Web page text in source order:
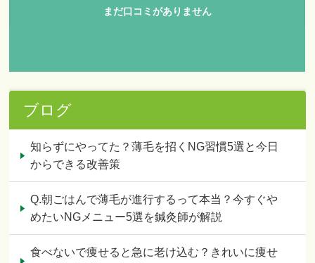
ブログ
知らずにやってた？薄毛を招くNG習慣5選と今日
からできる改善策
Q.朝ごはんで薄毛が進行するって本当？今すぐや
めたいNGメニュー5選を鍼灸師が解説
食べないで痩せると急に老け込む？きれいに痩せ